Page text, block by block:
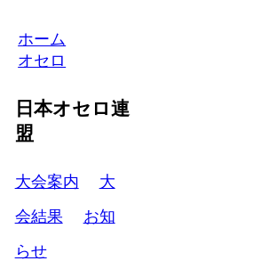
ホーム
オセロ
日本オセロ連
盟
大会案内
大
会結果
お知
らせ